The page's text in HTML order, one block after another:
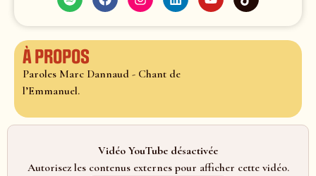
À propos
Paroles Marc Dannaud - Chant de
l’Emmanuel.
Vidéo YouTube désactivée
Autorisez les contenus externes pour afficher cette vidéo.